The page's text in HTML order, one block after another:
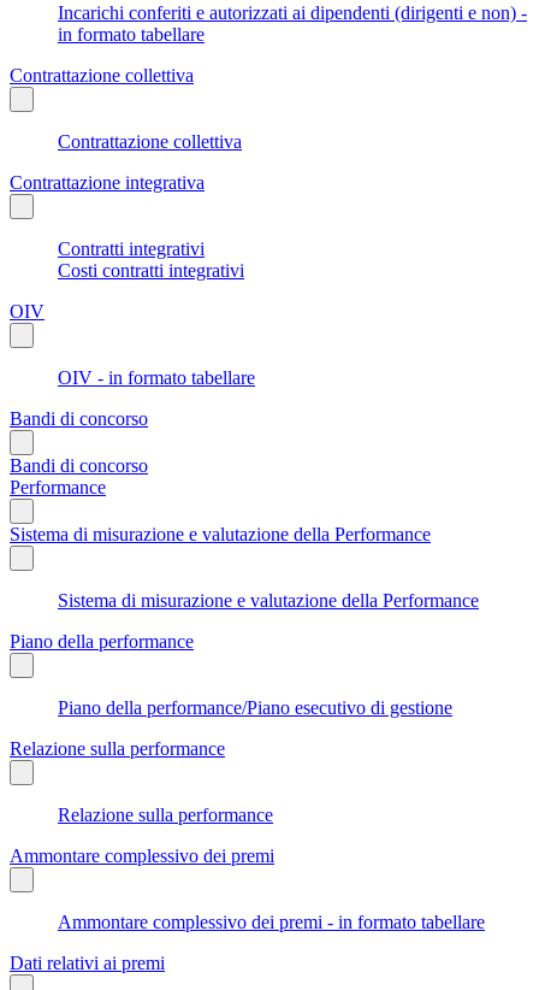
Incarichi conferiti e autorizzati ai dipendenti (dirigenti e non) -
in formato tabellare
Contrattazione collettiva
Contrattazione collettiva
Contrattazione integrativa
Contratti integrativi
Costi contratti integrativi
OIV
OIV - in formato tabellare
Bandi di concorso
Bandi di concorso
Performance
Sistema di misurazione e valutazione della Performance
Sistema di misurazione e valutazione della Performance
Piano della performance
Piano della performance/Piano esecutivo di gestione
Relazione sulla performance
Relazione sulla performance
Ammontare complessivo dei premi
Ammontare complessivo dei premi - in formato tabellare
Dati relativi ai premi